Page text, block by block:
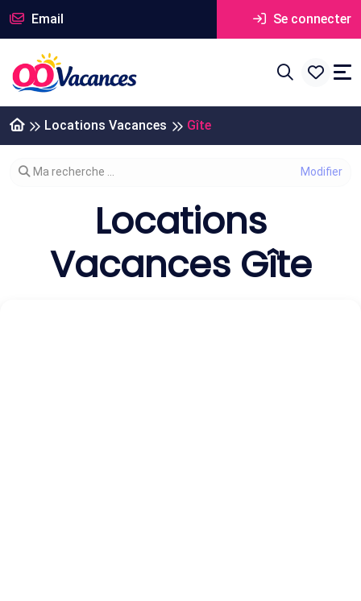
Email Se connecter
Locations Vacances Gîte
Modifier votre recherche
Ma recherche ...
Locations
Vacances Gîte